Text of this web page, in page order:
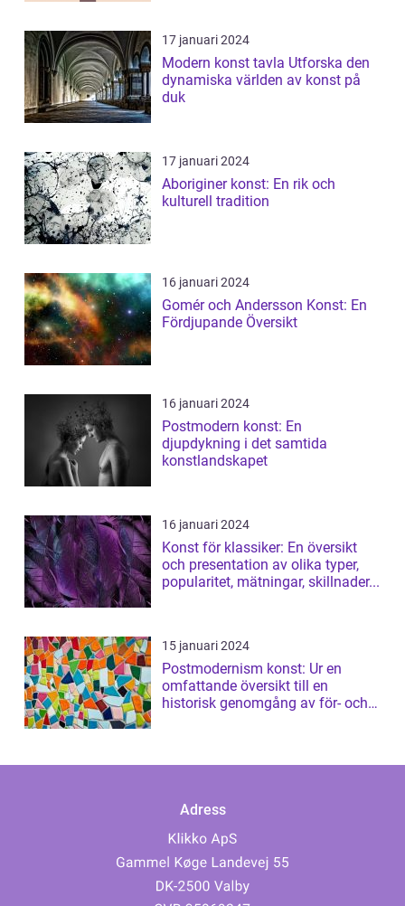
17 januari 2024
Modern konst tavla Utforska den
dynamiska världen av konst på
duk
17 januari 2024
Aboriginer konst: En rik och
kulturell tradition
16 januari 2024
Gomér och Andersson Konst: En
Fördjupande Översikt
16 januari 2024
Postmodern konst: En
djupdykning i det samtida
konstlandskapet
16 januari 2024
Konst för klassiker: En översikt
och presentation av olika typer,
popularitet, mätningar, skillnader...
15 januari 2024
Postmodernism konst: Ur en
omfattande översikt till en
historisk genomgång av för- och
Adress